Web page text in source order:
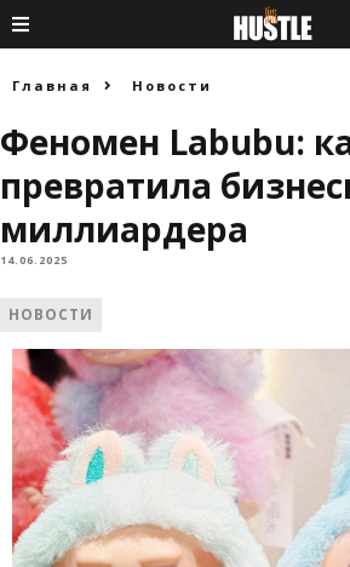
Главная Новости
Феномен Labubu:
превратила
миллиардера
14.06.2025
НОВОСТИ